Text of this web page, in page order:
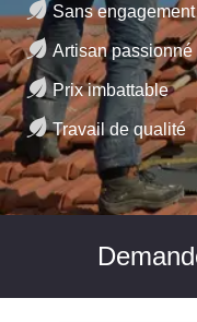
Sans engagement
Artisan passionné
Prix imbattable
Travail de qualité